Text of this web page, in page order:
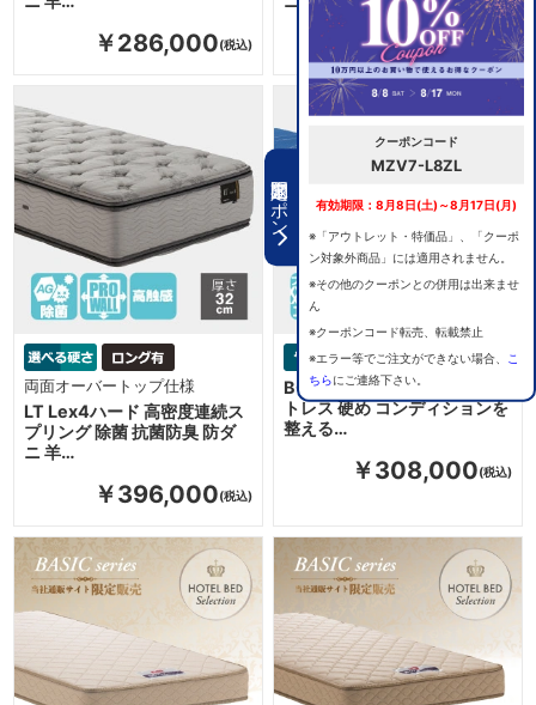
期間限定クーポン
クーポンコード
MZV7-L8ZL
有効期限：8月8日(土)～8月17日(月)
※「アウトレット・特価品」、「クーポ
ン対象外商品」には適用されません。
※その他のクーポンとの併用は出来ませ
ん
※クーポンコード転売、転載禁止
※エラー等でご注文ができない場合、
こ
ちらにご連絡下さい。
￥286,000 ￥352,000
LT Lex4ハード 高密度連続ス
プリング 除菌 抗菌防臭 防ダ
ニ 羊…
両面オーバートップ仕様
￥396,000
BC-W100 ハード 高反発マッ
トレス 硬め コンディションを
整える…
￥308,000